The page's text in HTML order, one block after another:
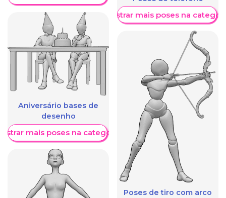
Aniversário bases de
desenho
mais poses na categoria
Mostrar mais poses na
Poses de tiro com arco